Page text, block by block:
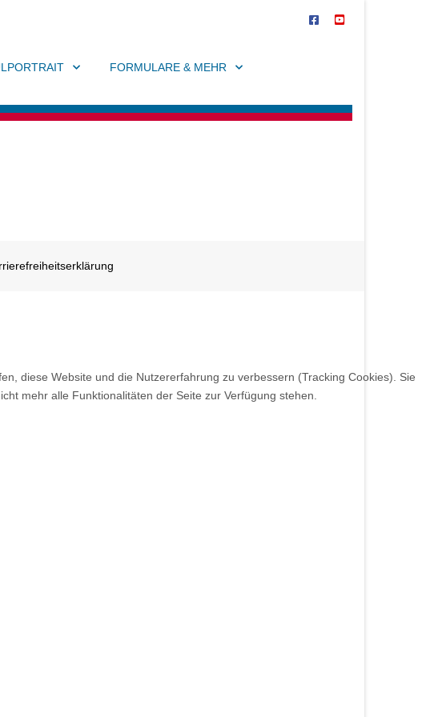
FORMULARE & MEHR
diese Website und die Nutzererfahrung zu verbessern (Tracking Cookies). Sie
mehr alle Funktionalitäten der Seite zur Verfügung stehen.